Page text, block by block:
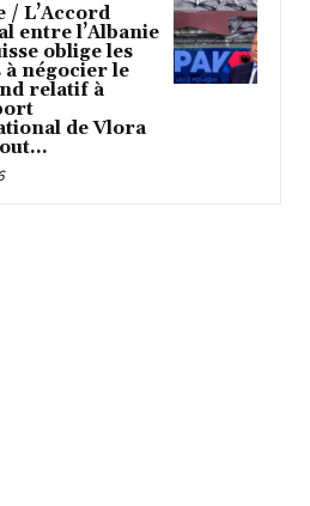
/ L’Accord
entre l’Albanie
oblige les
à négocier le
relatif à
de Vlora